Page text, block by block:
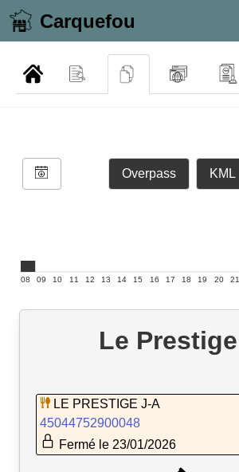
Carquefou
Overpass KML
08 09 10 11 12 13 14 15 16 17 18 19 20 21
Le Prestige
LE PRESTIGE J-A
45044752900048
Fermé le 23/01/2026